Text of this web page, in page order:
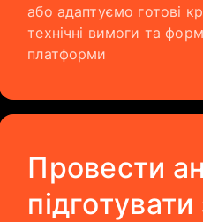
або адаптуємо готові
технічні вимоги та
платформи
Провести
підготувати